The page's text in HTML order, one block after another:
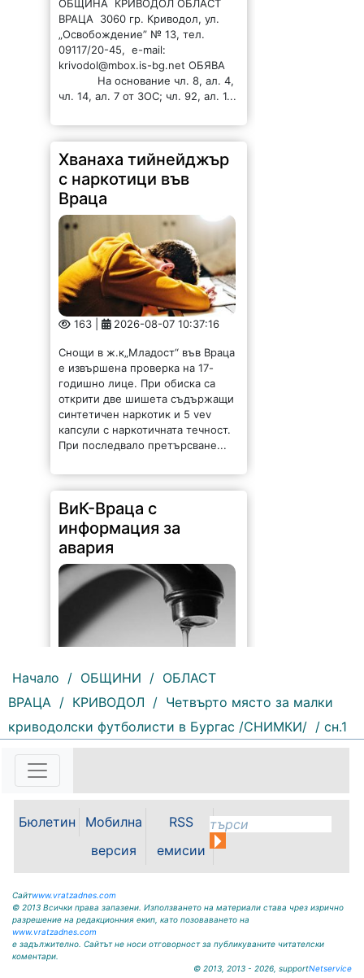
ОБЩИНА КРИВОДОЛ ОБЛАСТ
ВРАЦА 3060 гр. Криводол, ул.
„Освобождение” № 13, тел.
09117/20-45, e-mail:
krivodol@mbox.is-bg.net ОБЯВА
На основание чл. 8, ал. 4,
чл. 14, ал. 7 от ЗОС; чл. 92, ал. 1...
Хванаха тийнейджър
с наркотици във
Враца
163 | 2026-08-07 10:37:16
Снощи в ж.к„Младост“ във Враца
е извършена проверка на 17-
годишно лице. При обиска са
открити две шишета съдържащи
синтетичен наркотик и 5 vev
капсули с наркотичната течност.
При последвало претърсване...
ВиК-Враца с
информация за
авария
191 | 2026-08-07 10:31:48
"Водоснабдяване и канализация“
ООД – Враца уведомява своите
възникнала аварийна ситуация е
спряно водоподаването в
ул."Никола Вапцаров" днес
07.08.2026г. до отстраняване на
аварията. Тел.: 092 66 11 19 Тел.:
0889 316...
Начало / ОБЩИНИ / ОБЛАСТ
ВРАЦА / КРИВОДОЛ / Четвърто място за малки
криводолски футболисти в Бургас /СНИМКИ/ / сн.1
Бюлетин
Мобилна
версия
RSS
емисии
Сайтwww.vratzadnes.com
© 2013 Всички права запазени. Използването на материали става чрез изрично
разрешение на редакционния екип, като позоваването на
www.vratzadnes.com
е задължително. Сайтът не носи отговорност за публикуваните читателски
коментари.
© 2013, 2013 - 2026, supportNetservice